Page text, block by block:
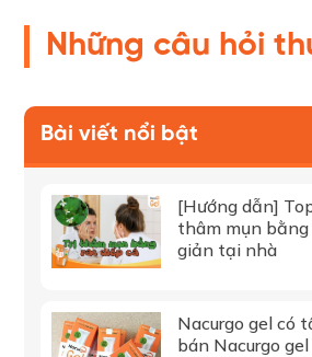
Những câu hỏi
Bài viết nổi bật
[Hướng dẫn]
thâm mụn bằng
giản tại nhà
Nacurgo gel có
bán Nacurgo